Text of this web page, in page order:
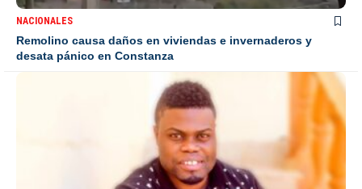
NACIONALES
Remolino causa daños en viviendas e invernaderos y
desata pánico en Constanza